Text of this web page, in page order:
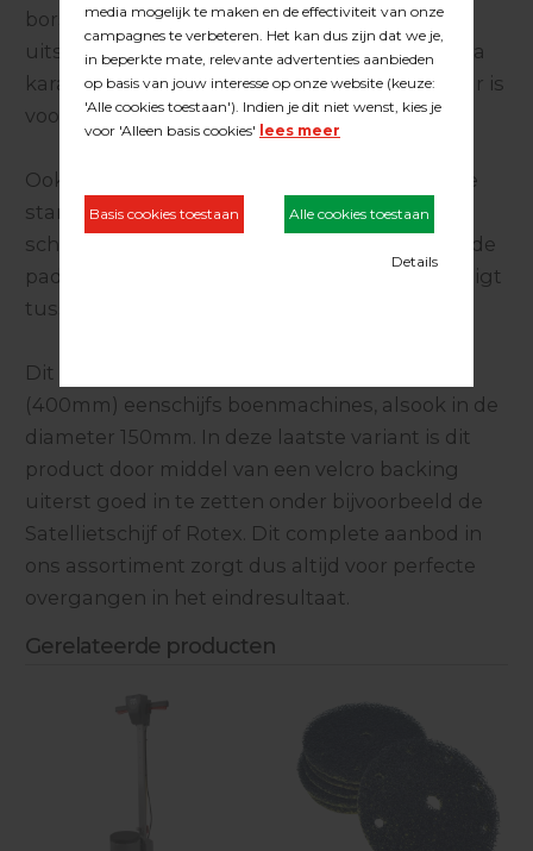
borstelende / uitnervende werking. Dit is een
uitstraling die aan de houten parketvloer éxtra
karakter toevoegt, waarna de vloer direct klaar is
voor afwerking met (kleur) olie of lak.
Ook zorgt deze open structuur voor een hoge
standtijd van de schuurvezel en wordt
schuurstof perfect afgevoerd. Het abrasief in de
pad is vergelijkbaar met een korrelgrofte die ligt
tussen korrel 80 en 100.
Dit product is verkrijgbaar voor de 16 inch
(400mm) eenschijfs boenmachines, alsook in de
diameter 150mm. In deze laatste variant is dit
product door middel van een velcro backing
uiterst goed in te zetten onder bijvoorbeeld de
Satellietschijf of Rotex. Dit complete aanbod in
ons assortiment zorgt dus altijd voor perfecte
overgangen in het eindresultaat.
Gerelateerde producten